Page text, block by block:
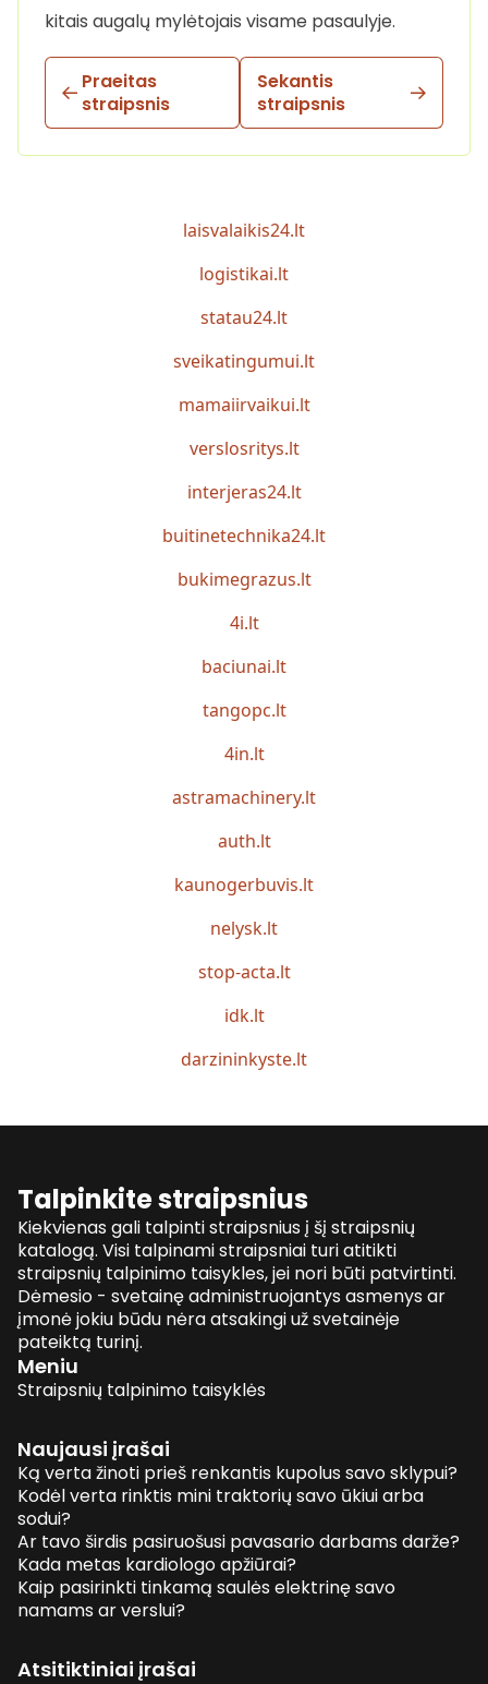
kitais augalų mylėtojais visame pasaulyje.
Praeitas
straipsnis
Sekantis
straipsnis
laisvalaikis24.lt
logistikai.lt
statau24.lt
sveikatingumui.lt
mamaiirvaikui.lt
verslosritys.lt
interjeras24.lt
buitinetechnika24.lt
bukimegrazus.lt
4i.lt
baciunai.lt
tangopc.lt
4in.lt
astramachinery.lt
auth.lt
kaunogerbuvis.lt
nelysk.lt
stop-acta.lt
idk.lt
darzininkyste.lt
Talpinkite straipsnius
Kiekvienas gali talpinti straipsnius į šį straipsnių
katalogą. Visi talpinami straipsniai turi atitikti
straipsnių talpinimo taisykles, jei nori būti patvirtinti.
Dėmesio - svetainę administruojantys asmenys ar
įmonė jokiu būdu nėra atsakingi už svetainėje
pateiktą turinį.
Meniu
Straipsnių talpinimo taisyklės
Naujausi įrašai
Ką verta žinoti prieš renkantis kupolus savo sklypui?
Kodėl verta rinktis mini traktorių savo ūkiui arba
sodui?
Ar tavo širdis pasiruošusi pavasario darbams darže?
Kada metas kardiologo apžiūrai?
Kaip pasirinkti tinkamą saulės elektrinę savo
namams ar verslui?
Atsitiktiniai įrašai